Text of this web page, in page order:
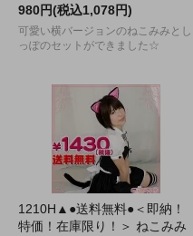
980円(税込1,078円)
可愛い横バージョンのねこみみとし
っぽのセットができました☆
1210H▲●送料無料●＜即納！
特価！在庫限り！＞ ねこみみ